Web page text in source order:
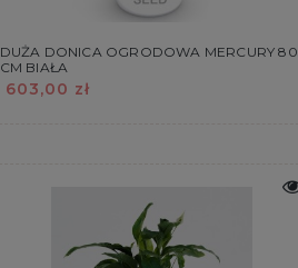
DUŻA DONICA OGRODOWA MERCURY 80
CM BIAŁA
603,00 zł